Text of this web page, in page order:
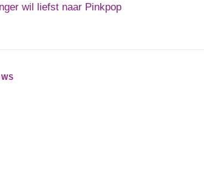
wil liefst naar Pinkpop